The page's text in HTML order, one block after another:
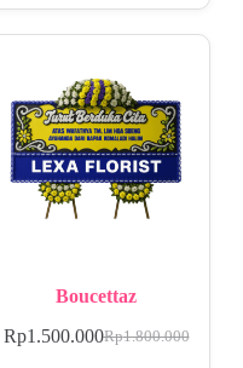
Boucettaz
Rp1.800.000
Rp1.500.000